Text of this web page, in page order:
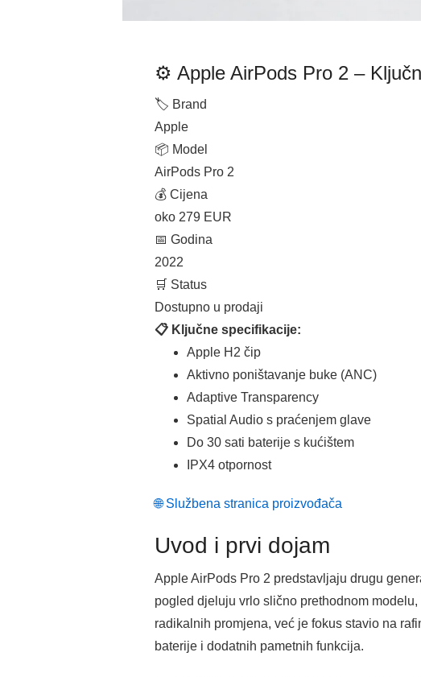
⚙️ Apple AirPods Pro 2 –
🏷 Brand
Apple
📦 Model
AirPods Pro 2
💰 Cijena
oko 279 EUR
📅 Godina
2022
🛒 Status
Dostupno u prodaji
📋 Ključne specifikacije:
Apple H2 čip
Aktivno poništavanje buke (ANC)
Adaptive Transparency
Spatial Audio s praćenjem glave
Do 30 sati baterije s kućištem
IPX4 otpornost
🌐 Službena stranica proizvođača
Uvod i prvi dojam
Apple AirPods Pro 2 predstavljaju drugu
pogled djeluju vrlo slično prethodnom
radikalnih promjena, već je fokus stavio na
baterije i dodatnih pametnih funkcija.